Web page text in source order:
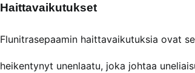
Haittavaikutukset
Flunitrasepaamin haittavaikutuksia ovat
heikentynyt unenlaatu, joka johtaa